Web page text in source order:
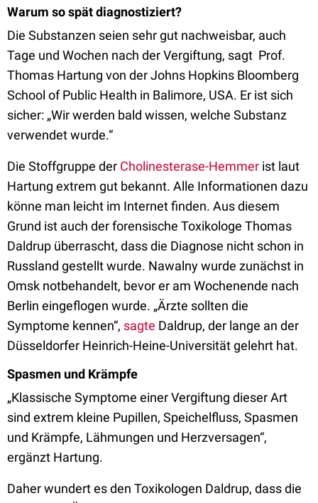
Warum so spät diagnostiziert?
Die Substanzen seien sehr gut nachweisbar, auch
Tage und Wochen nach der Vergiftung, sagt Prof.
Thomas Hartung von der Johns Hopkins Bloomberg
School of Public Health in Balimore, USA. Er ist sich
sicher: „Wir werden bald wissen, welche Substanz
verwendet wurde.“
Die Stoffgruppe der Cholinesterase-Hemmer ist laut
Hartung extrem gut bekannt. Alle Informationen dazu
könne man leicht im Internet finden. Aus diesem
Grund ist auch der forensische Toxikologe Thomas
Daldrup überrascht, dass die Diagnose nicht schon in
Russland gestellt wurde. Nawalny wurde zunächst in
Omsk notbehandelt, bevor er am Wochenende nach
Berlin eingeflogen wurde. „Ärzte sollten die
Symptome kennen“, sagte Daldrup, der lange an der
Düsseldorfer Heinrich-Heine-Universität gelehrt hat.
Spasmen und Krämpfe
„Klassische Symptome einer Vergiftung dieser Art
sind extrem kleine Pupillen, Speichelfluss, Spasmen
und Krämpfe, Lähmungen und Herzversagen“,
ergänzt Hartung.
Daher wundert es den Toxikologen Daldrup, dass die